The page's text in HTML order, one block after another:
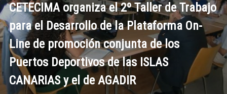
CETECIMA organiza el 2º Taller de Trabajo
para el Desarrollo de la Plataforma On-
Line de promoción conjunta de los
Puertos Deportivos de las ISLAS
CANARIAS y el de AGADIR